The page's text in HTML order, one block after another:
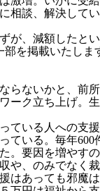
相談、解決して
が、減額したと
を掲載いたし
らないかと、前
ーク立ち上げ。
ている人への支
ている。毎年
。要因を増やす
や、のみでなく
はあっても邪魔